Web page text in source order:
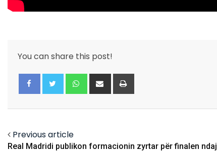
You can share this post!
Whatsapp
Share
via
Previous article
Real Madridi publikon formacionin zyrtar për finalen ndaj